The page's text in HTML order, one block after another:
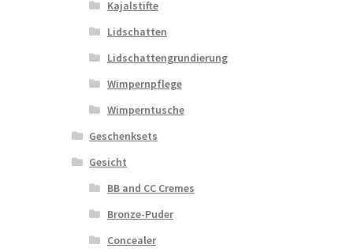
Kajalstifte
Lidschatten
Lidschattengrundierung
Wimpernpflege
Wimperntusche
Geschenksets
Gesicht
BB and CC Cremes
Bronze-Puder
Concealer